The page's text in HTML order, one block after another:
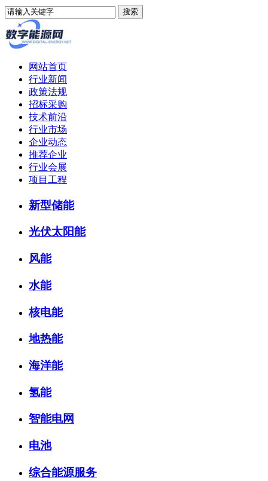
网站首页
行业新闻
政策法规
招标采购
技术前沿
行业市场
企业动态
推荐企业
行业会展
项目工程
新型储能
光伏太阳能
风能
水能
核电能
地热能
海洋能
氢能
智能电网
电池
综合能源服务